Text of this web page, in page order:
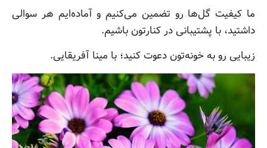
ما کیفیت گل‌ها رو تضمین می‌کنیم و آماده‌ایم هر سوالی
داشتید، با پشتیبانی در کنارتون باشیم.
زیبایی رو به خونه‌تون دعوت کنید؛ با مینا آفریقایی.